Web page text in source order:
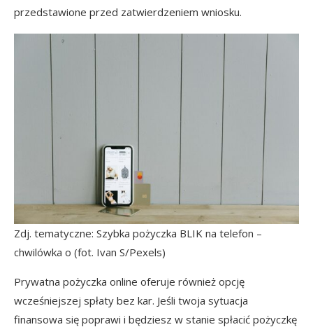
przedstawione przed zatwierdzeniem wniosku.
Zdj. tematyczne: Szybka pożyczka BLIK na telefon –
chwilówka o (fot. Ivan S/Pexels)
Prywatna pożyczka online oferuje również opcję
wcześniejszej spłaty bez kar. Jeśli twoja sytuacja
finansowa się poprawi i będziesz w stanie spłacić pożyczkę